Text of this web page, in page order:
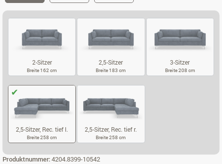
2-Sitzer
Breite 162 cm
2,5-Sitzer
Breite 183 cm
3-Sitzer
Breite 208 cm
2,5-Sitzer, Rec. tief l.
Breite 258 cm
2,5-Sitzer, Rec. tief r.
Breite 258 cm
Produktnummer:4204.8399-10542